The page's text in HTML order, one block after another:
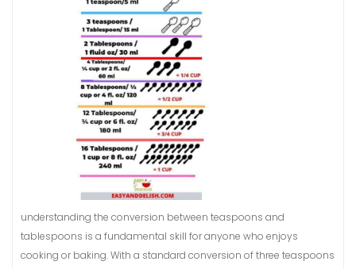
understanding the conversion between teaspoons and
tablespoons is a fundamental skill for anyone who enjoys
cooking or baking. With a standard conversion of three teaspoons